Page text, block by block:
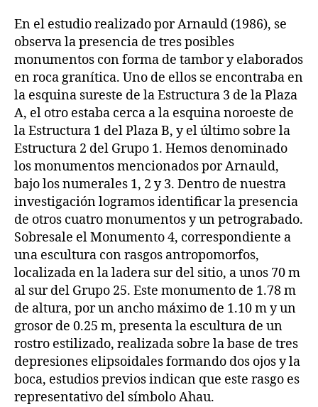
En el estudio realizado por Arnauld (1986), se
observa la presencia de tres posibles
monumentos con forma de tambor y elaborados
en roca granítica. Uno de ellos se encontraba en
la esquina sureste de la Estructura 3 de la Plaza
A, el otro estaba cerca a la esquina noroeste de
la Estructura 1 del Plaza B, y el último sobre la
Estructura 2 del Grupo 1. Hemos denominado
los monumentos mencionados por Arnauld,
bajo los numerales 1, 2 y 3. Dentro de nuestra
investigación logramos identificar la presencia
de otros cuatro monumentos y un petrograbado.
Sobresale el Monumento 4, correspondiente a
una escultura con rasgos antropomorfos,
localizada en la ladera sur del sitio, a unos 70 m
al sur del Grupo 25. Este monumento de 1.78 m
de altura, por un ancho máximo de 1.10 m y un
grosor de 0.25 m, presenta la escultura de un
rostro estilizado, realizada sobre la base de tres
depresiones elipsoidales formando dos ojos y la
boca, estudios previos indican que este rasgo es
representativo del símbolo Ahau.